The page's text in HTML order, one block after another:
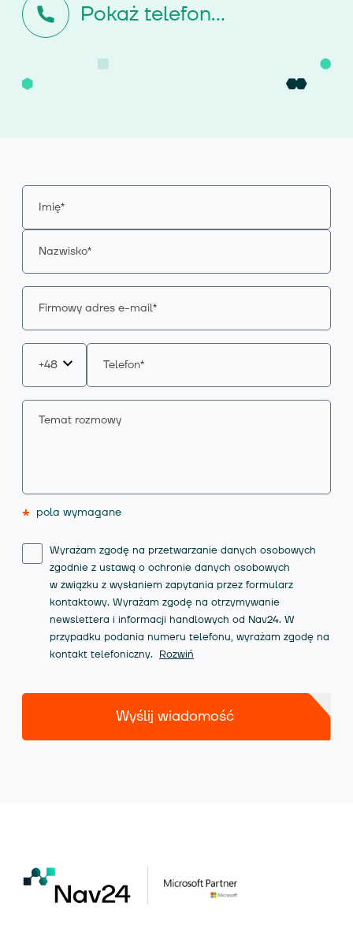
Pokaż telefon...
* pola wymagane
Wyrażam zgodę na przetwarzanie danych osobowych
zgodnie z ustawą o ochronie danych osobowych
w związku z wysłaniem zapytania przez formularz
kontaktowy. Wyrażam zgodę na otrzymywanie
newslettera i informacji handlowych od Nav24. W
przypadku podania numeru telefonu, wyrażam zgodę na
kontakt telefoniczny.
Rozwiń
Wyślij wiadomość